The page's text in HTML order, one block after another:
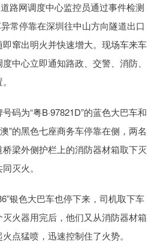
路网调度中心监控员通过事件检测
常停靠在深圳往中山方向隧道出口
窜出明火并快速增大。现场车来车
中心立即通知路政、交警、消防、
码为“粤B·97821D”的蓝色大巴车和
”的黑色七座商务车停靠在侧，两名
梁外侧护栏上的消防器材箱取下灭
灭火。
银色大巴车也停下来，司机取下车
火器用完后，他们又从消防器材箱
点猛喷，迅速控制住了火势。